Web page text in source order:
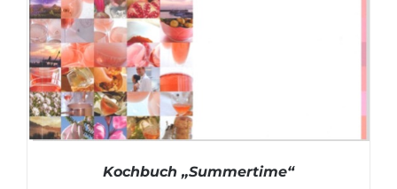
Kochbuch „Summertime“